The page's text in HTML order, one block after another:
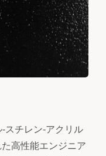
スチレン-アクリル
高性能エンジニア